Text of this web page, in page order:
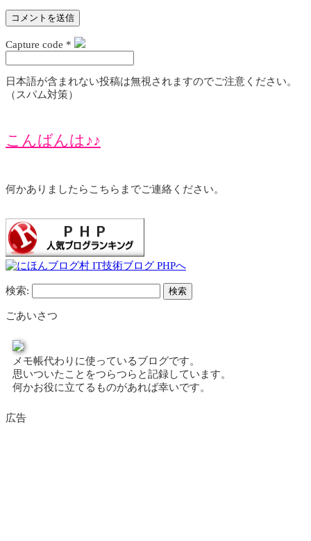
Capture code *
日本語が含まれない投稿は無視されますのでご注意ください。
（スパム対策）
こんばんは♪♪
何かありましたらこちらまでご連絡ください。
検索:
ごあいさつ
メモ帳代わりに使っているブログです。
思いついたことをつらつらと記録しています。
何かお役に立てるものがあれば幸いです。
広告